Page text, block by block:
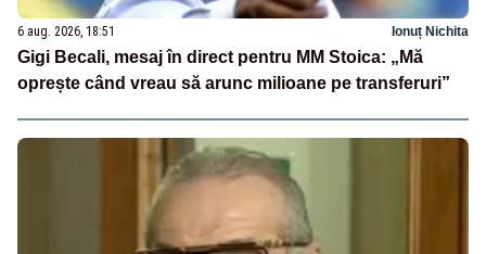
6 aug. 2026, 18:51 Ionuț Nichita
Gigi Becali, mesaj în direct pentru MM Stoica: „Mă
oprește când vreau să arunc milioane pe transferuri”